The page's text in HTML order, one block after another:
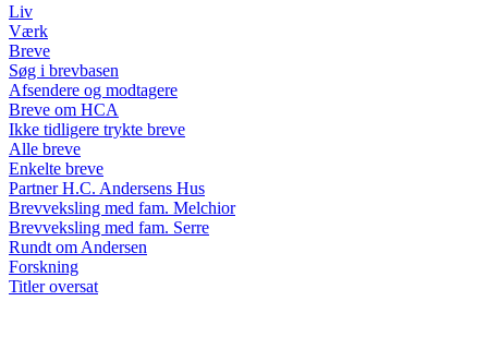
Liv
Værk
Breve
Søg i brevbasen
Afsendere og modtagere
Breve om HCA
Ikke tidligere trykte breve
Alle breve
Enkelte breve
Partner H.C. Andersens Hus
Brevveksling med fam. Melchior
Brevveksling med fam. Serre
Rundt om Andersen
Forskning
Titler oversat